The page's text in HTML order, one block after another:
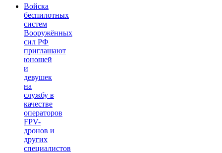
Войска
беспилотных
систем
Вооружённых
сил РФ
приглашают
юношей
и
девушек
на
службу в
качестве
операторов
FPV-
дронов и
других
специалистов